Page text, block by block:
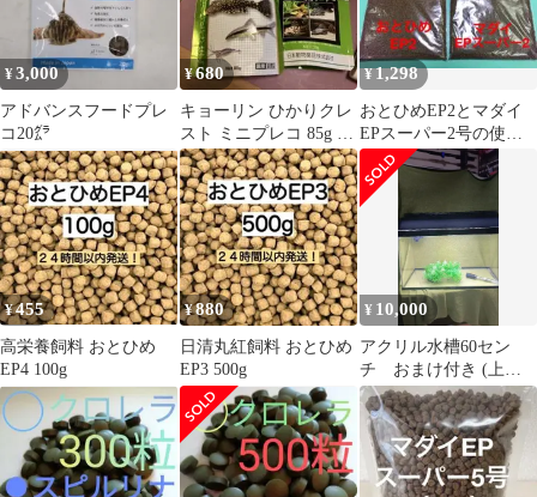
ト [4個セット]
¥3,000
アドバンスフードプレ
コ20㌘
¥680
キョーリン ひかりクレ
スト ミニプレコ 85g 魚
のエサ
¥1,298
おとひめEP2とマダイ
EPスーパー2号の使い
比べセット 250gづつ合
計500g
¥455
高栄養飼料 おとひめ
EP4 100g
¥880
日清丸紅飼料 おとひめ
EP3 500g
¥ 10,000
アクリル水槽60セン
チ おまけ付き (上部
濾過 ライト エアポ
ンプ)